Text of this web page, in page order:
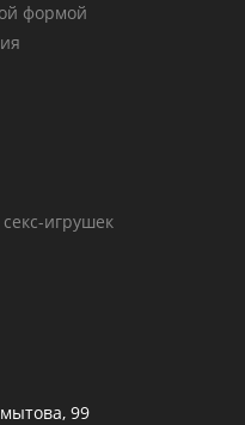
формой
игрушек
99